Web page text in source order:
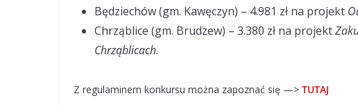
Będziechów (gm. Kawęczyn) – 4.981 zł na projekt
Chrząblice (gm. Brudzew) – 3.380 zł na projekt
Chrząblicach.
Z regulaminem konkursu można zapoznać się —> TUTAJ